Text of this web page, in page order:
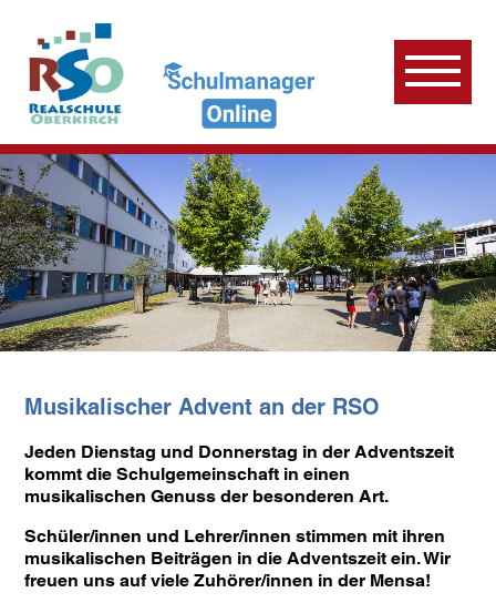
Musikalischer Advent an der RSO
Jeden Dienstag und Donnerstag in der Adventszeit
kommt die Schulgemeinschaft in einen
musikalischen Genuss der besonderen Art.
Schüler/innen und Lehrer/innen stimmen mit ihren
musikalischen Beiträgen in die Adventszeit ein. Wir
freuen uns auf viele Zuhörer/innen in der Mensa!